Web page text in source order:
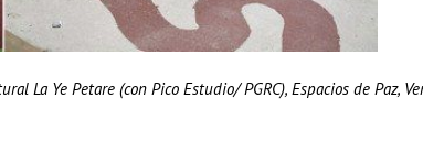
La Ye Petare (con Pico Estudio/ PGRC), Espacios de Paz,